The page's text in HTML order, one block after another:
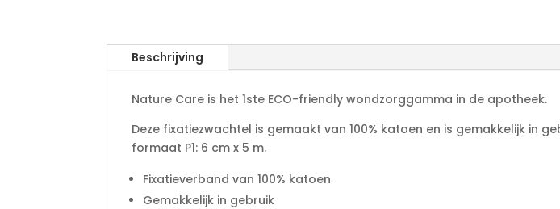
Beschrijving
Nature Care is het 1ste ECO-friendly wondzorggamma in de apotheek.
Deze fixatiezwachtel is gemaakt van 100% katoen en is gemakkelijk in
formaat P1: 6 cm x 5 m.
Fixatieverband van 100% katoen
Gemakkelijk in gebruik